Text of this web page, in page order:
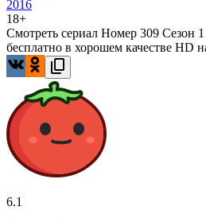
2016
18+
Смотреть сериал Номер 309 Сезон
бесплатно в хорошем качестве HD
6.1